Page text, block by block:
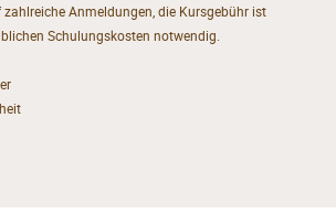
Anmeldungen, die Kursgebühr ist
Schulungskosten notwendig.